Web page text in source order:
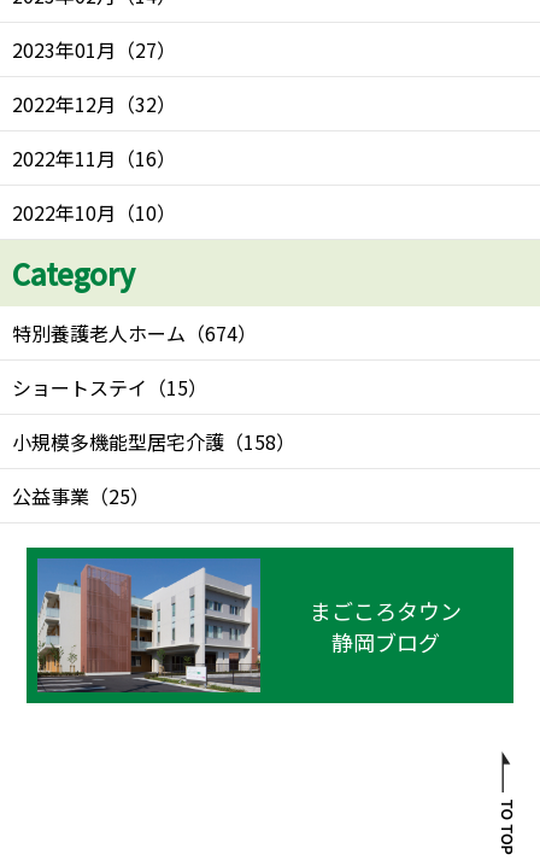
2023年01月 （27）
2022年12月 （32）
2022年11月 （16）
2022年10月 （10）
Category
特別養護老人ホーム （674）
ショートステイ （15）
小規模多機能型居宅介護 （158）
公益事業 （25）
まごころタウン
静岡ブログ